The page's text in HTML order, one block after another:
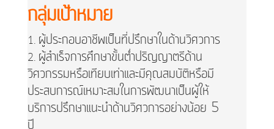
กลุ่มเป้าหมาย
ผู้ประกอบอาชีพเป็นที่ปรึกษาในด้านวิศวการ
ผู้สำเร็จการศึกษาขั้นต่ำปริญญาตรีด้าน
วิศวกรรมหรือเทียบเท่าและมีคุณสมบัติหรือมี
ประสบการณ์เหมาะสมในการพัฒนาเป็นผู้ให้
บริการปรึกษาแนะนำด้านวิศวการอย่างน้อย 5